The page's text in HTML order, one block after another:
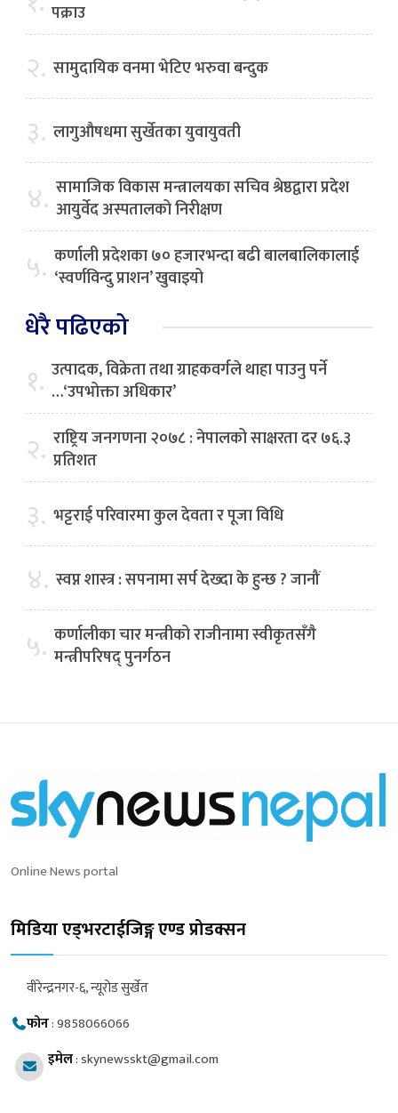
पक्राउ
२. सामुदायिक वनमा भेटिए भरुवा बन्दुक
३. लागुऔषधमा सुर्खेतका युवायुवती
४. सामाजिक विकास मन्त्रालयका सचिव श्रेष्ठद्वारा प्रदेश
आयुर्वेद अस्पतालको निरीक्षण
५. कर्णाली प्रदेशका ७० हजारभन्दा बढी बालबालिकालाई
‘स्वर्णविन्दु प्राशन’ खुवाइयो
धेरै पढिएको
१. उत्पादक, विक्रेता तथा ग्राहकवर्गले थाहा पाउनु पर्ने
…‘उपभोक्ता अधिकार’
२. राष्ट्रिय जनगणना २०७८ : नेपालको साक्षरता दर ७६.३
प्रतिशत
३. भट्टराई परिवारमा कुल देवता र पूजा विधि
४. स्वप्न शास्त्र : सपनामा सर्प देख्दा के हुन्छ ? जानौं
५. कर्णालीका चार मन्त्रीको राजीनामा स्वीकृतसँगै
मन्त्रीपरिषद् पुनर्गठन
Online News portal
मिडिया एड्भरटाईजिङ्ग एण्ड प्रोडक्सन
वीरेन्द्रनगर-६, न्यूरोड सुर्खेत
फोन:9858066066
इमेल:skynewsskt@gmail.com